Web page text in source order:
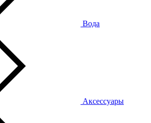
Вода
Аксессуары